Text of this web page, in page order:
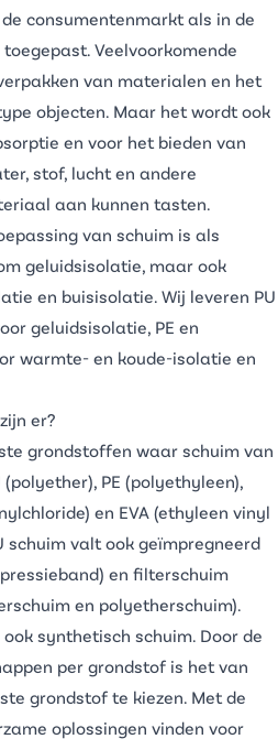
consumentenmarkt als in de
Veelvoorkomende
van materialen en het
objecten. Maar het wordt ook
en voor het bieden van
stof, lucht en andere
aan kunnen tasten.
van schuim is als
geluidsisolatie, maar ook
en buisisolatie. Wij leveren PU
geluidsisolatie, PE en
warmte- en koude-isolatie en
er?
grondstoffen waar schuim van
(polyether), PE (polyethyleen),
en EVA (ethyleen vinyl
schuim valt ook geïmpregneerd
en filterschuim
en polyetherschuim).
synthetisch schuim. Door de
per grondstof is het van
grondstof te kiezen. Met de
oplossingen vinden voor